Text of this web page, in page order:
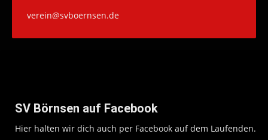
verein@svboernsen.de
SV Börnsen auf Facebook
Hier halten wir dich auch per Facebook auf dem Laufenden.